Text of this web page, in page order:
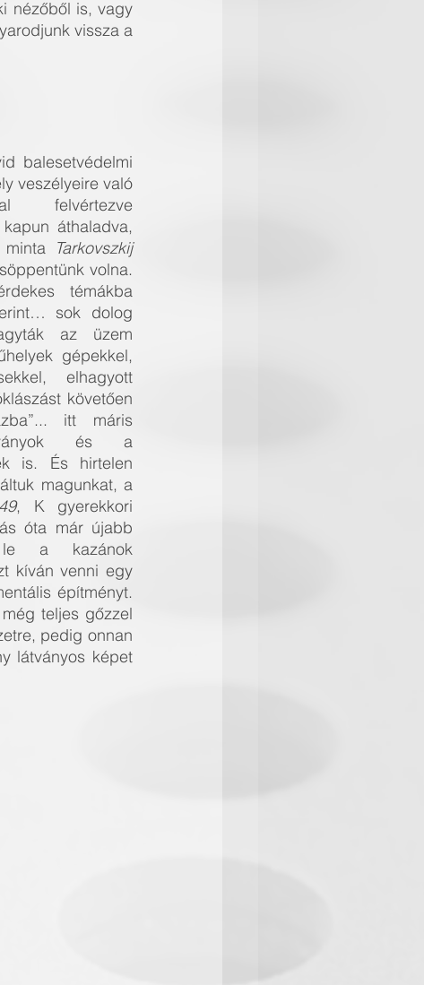
nézőből is, vagy
vissza a
balesetvédelmi
veszélyeire való
felvértezve
áthaladva,
Tarkovszkij
volna.
témákba
sok dolog
az üzem
gépekkel,
elhagyott
követően
itt máris
és a
is. És hirtelen
, K gyerekkori
óta már újabb
le a kazánok
kíván venni egy
építményt.
teljes gőzzel
pedig onnan
látványos képet